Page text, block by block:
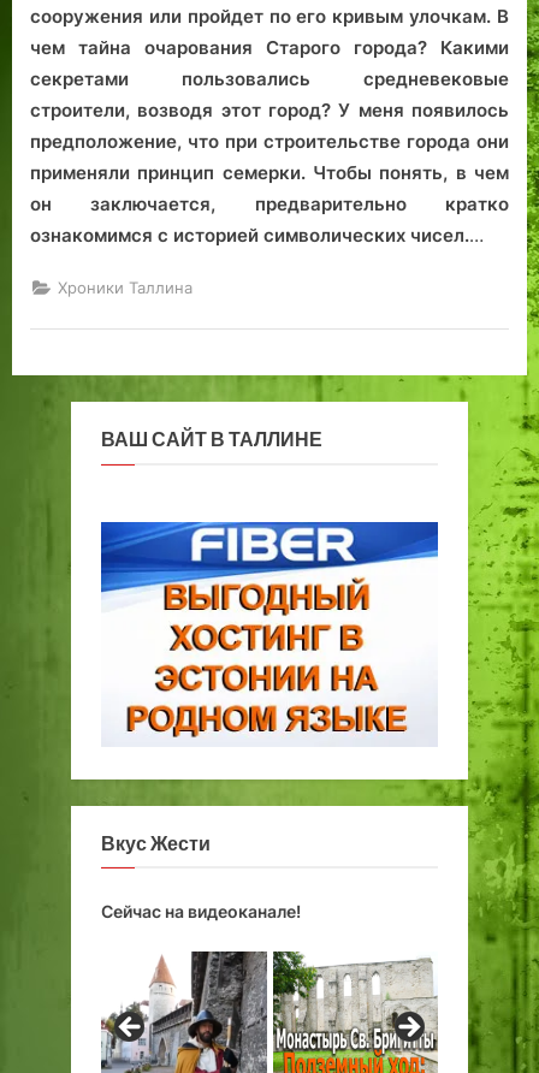
сооружения или пройдет по его кривым улочкам. В
чем тайна очарования Старого города? Какими
секретами пользовались средневековые
строители, возводя этот город? У меня появилось
предположение, что при строительстве города они
применяли принцип семерки. Чтобы понять, в чем
он заключается, предварительно кратко
ознакомимся с историей символических чисел.…
Хроники Таллина
ВАШ САЙТ В ТАЛЛИНЕ
Вкус Жести
Сейчас на видеоканале!